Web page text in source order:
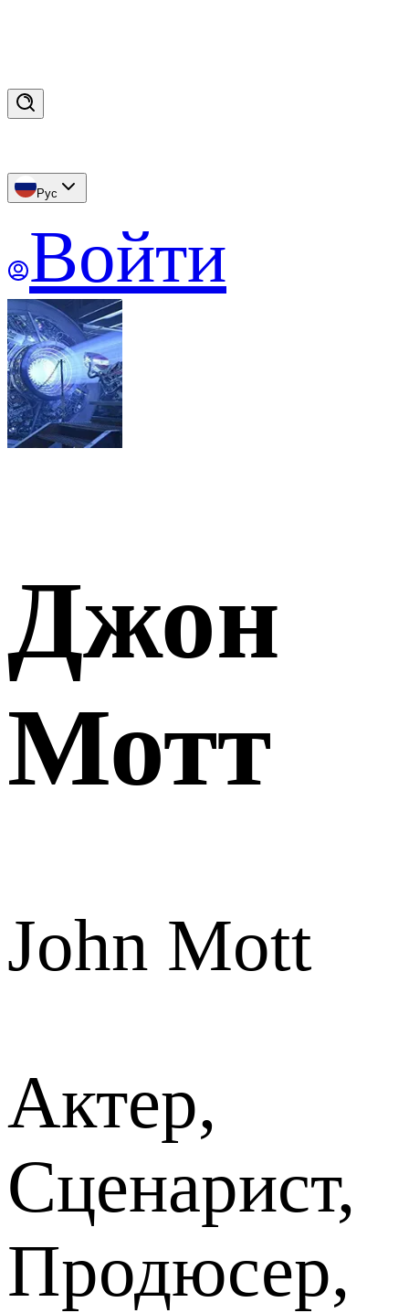
Рус
Войти
Джон
Мотт
John Mott
Актер,
Сценарист,
Продюсер,